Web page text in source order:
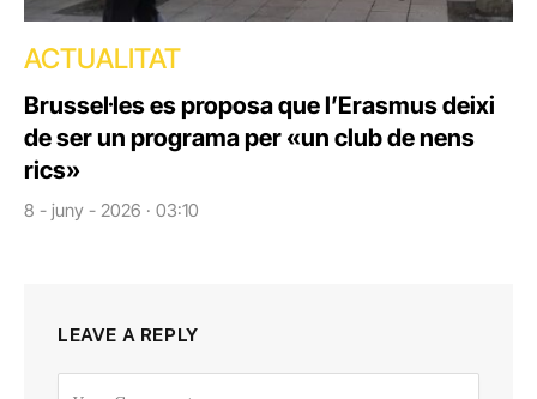
ACTUALITAT
Brussel·les es proposa que l’Erasmus deixi
de ser un programa per «un club de nens
rics»
8 - juny - 2026 · 03:10
LEAVE A REPLY